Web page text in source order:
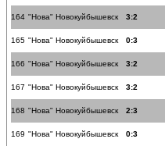
164 "Нова" Новокуйбышевск 3:2
165 "Нова" Новокуйбышевск 0:3
166 "Нова" Новокуйбышевск 3:2
167 "Нова" Новокуйбышевск 3:2
168 "Нова" Новокуйбышевск 2:3
169 "Нова" Новокуйбышевск 0:3